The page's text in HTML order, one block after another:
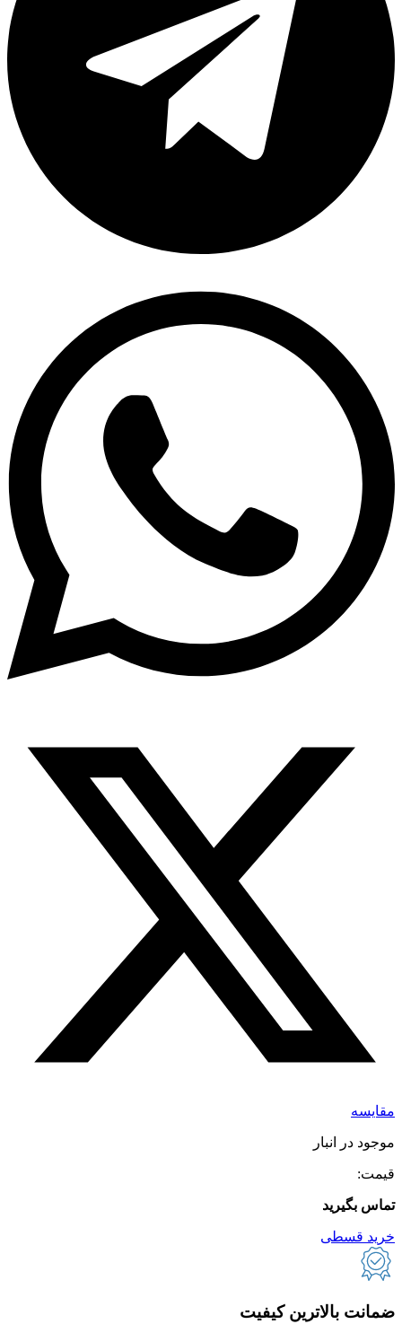
مقایسه
موجود در انبار
قیمت:
تماس بگیرید
خرید قسطی
ضمانت بالاترین کیفیت